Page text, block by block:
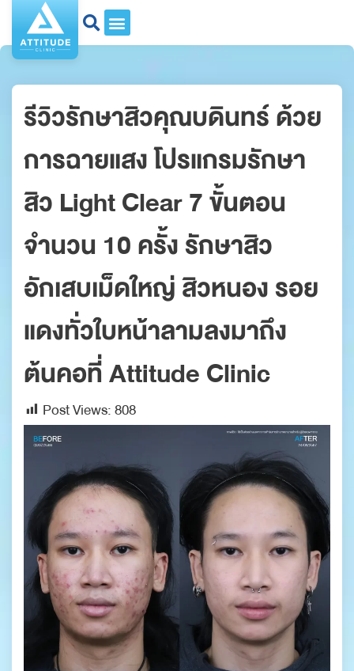
รีวิวรักษาสิวคุณบดินทร์ ด้วย
การฉายแสง โปรแกรมรักษา
สิว Light Clear 7 ขั้นตอน
จำนวน 10 ครั้ง รักษาสิว
อักเสบเม็ดใหญ่ สิวหนอง รอย
แดงทั่วใบหน้าลามลงมาถึง
ต้นคอที่ Attitude Clinic
Post Views:808